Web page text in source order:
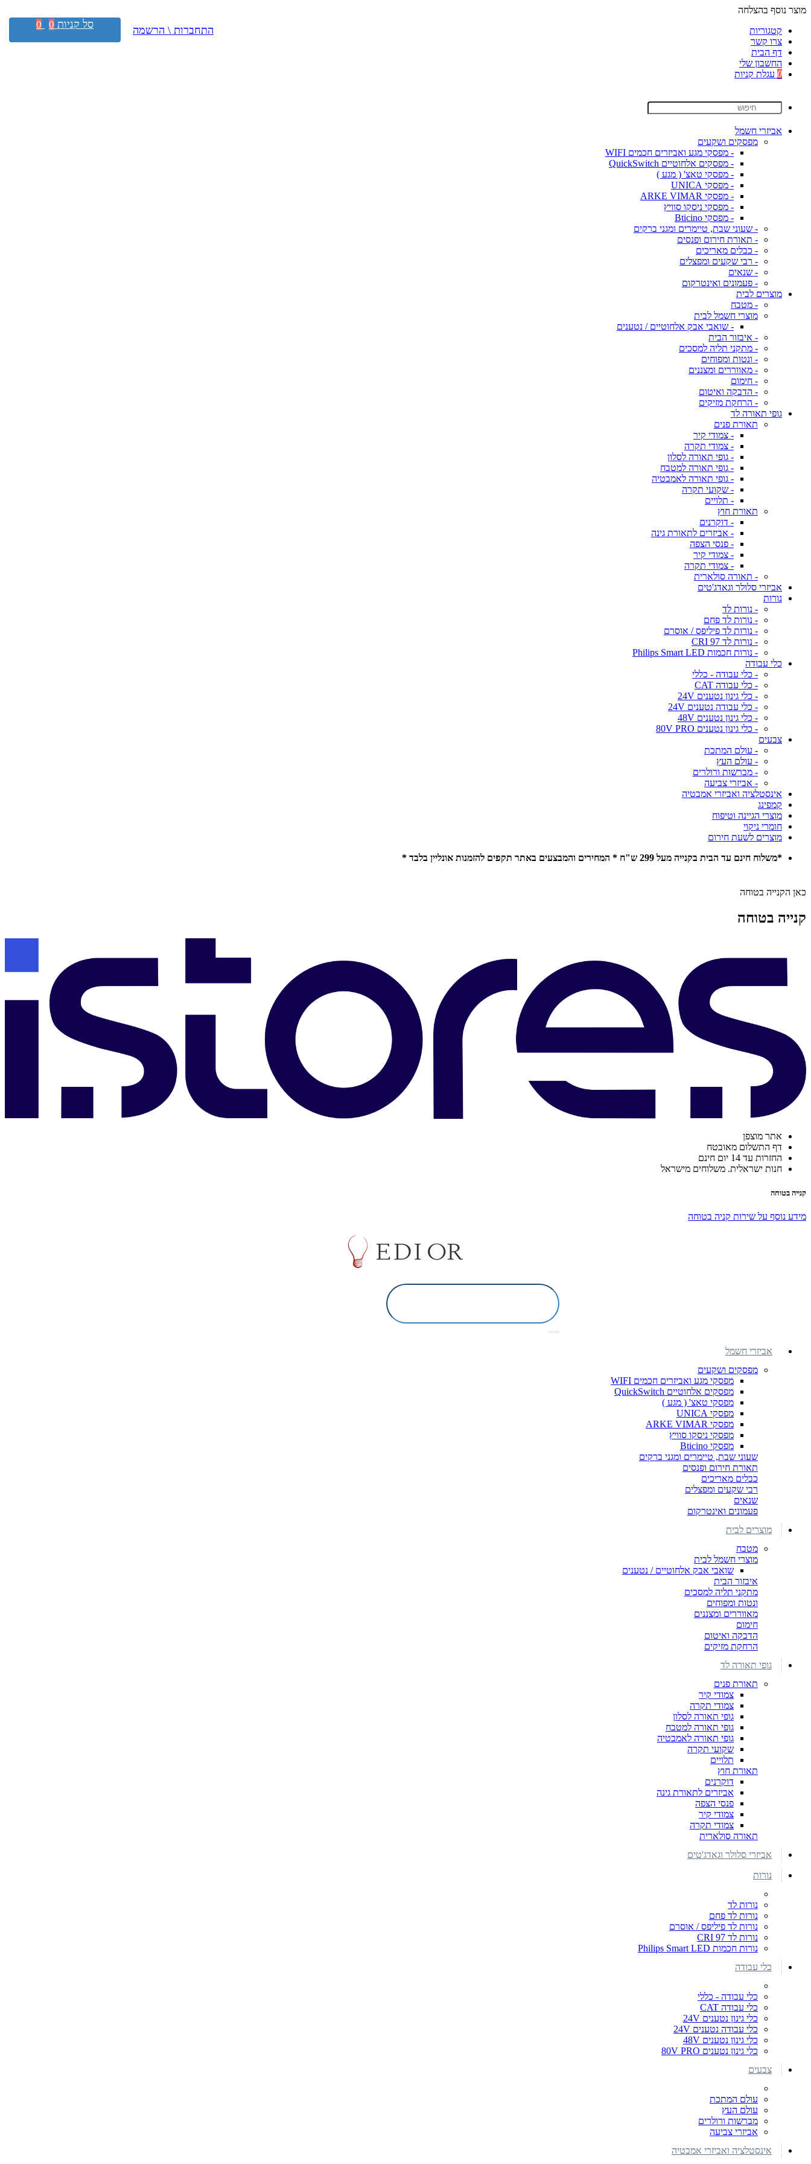
מוצר נוסף בהצלחה
קטגוריות
צרו קשר
דף הבית
החשבון שלי
0 עגלת קניות
אביזרי חשמל
מפסקים ושקעים
- מפסקי מגע ואביזרים חכמים WIFI
- מפסקים אלחוטיים QuickSwitch
- מפסקי טאצ' ( מגע )
- מפסקי UNICA
- מפסקי ARKE VIMAR
- מפסקי ניסקו סוויץ
- מפסקי Bticino
- שעוני שבת, טיימרים ומגני ברקים
- תאורת חירום ופנסים
- כבלים מאריכים
- רבי שקעים ומפצלים
- שנאים
- פעמונים ואינטרקום
מוצרים לבית
- מטבח
מוצרי חשמל לבית
- שואבי אבק אלחוטיים / נטענים
- איבזור הבית
- מתקני תליה למסכים
- ונטות ומפוחים
- מאווררים ומצננים
- חימום
- הדבקה ואיטום
- הרחקת מזיקים
גופי תאורה לד
תאורת פנים
- צמודי קיר
- צמודי תקרה
- גופי תאורה לסלון
- גופי תאורה למטבח
- גופי תאורה לאמבטיה
- שקועי תקרה
- תלויים
תאורת חוץ
- דוקרנים
- אביזרים לתאורת גינה
- פנסי הצפה
- צמודי קיר
- צמודי תקרה
- תאורה סולארית
אביזרי סלולר וגאדג'טים
נורות
- נורות לד
- נורות לד פחם
- נורות לד פיליפס / אוסרם
- נורות לד CRI 97
- נורות חכמות Philips Smart LED
כלי עבודה
- כלי עבודה - כללי
- כלי עבודה CAT
- כלי גינון נטענים 24V
- כלי עבודה נטענים 24V
- כלי גינון נטענים 48V
- כלי גינון נטענים 80V PRO
צבעים
- עולם המתכת
- עולם העץ
- מברשות ורולרים
- אביזרי צביעה
אינסטלציה ואביזרי אמבטיה
קמפינג
מוצרי הגיינה וטיפוח
חומרי ניקוי
מוצרים לשעת חירום
*משלוח חינם עד הבית בקנייה מעל 299 ש"ח * המחירים והמבצעים באתר תקפים להזמנות אונליין בלבד *
כאן הקנייה בטוחה
קנייה בטוחה
אתר מוצפן
דף התשלום מאובטח
החזרות עד 14 יום חינם
חנות ישראלית. משלוחים מישראל
קנייה בטוחה
מידע נוסף על שירות קניה בטוחה
התחברות \ הרשמה סל קניות 0
0
אביזרי חשמל
מפסקים ושקעים
מפסקי מגע ואביזרים חכמים WIFI
מפסקים אלחוטיים QuickSwitch
מפסקי טאצ' ( מגע )
מפסקי UNICA
מפסקי ARKE VIMAR
מפסקי ניסקו סוויץ
מפסקי Bticino
שעוני שבת, טיימרים ומגני ברקים
תאורת חירום ופנסים
כבלים מאריכים
רבי שקעים ומפצלים
שנאים
פעמונים ואינטרקום
מוצרים לבית
מטבח
מוצרי חשמל לבית
שואבי אבק אלחוטיים / נטענים
איבזור הבית
מתקני תליה למסכים
ונטות ומפוחים
מאווררים ומצננים
חימום
הדבקה ואיטום
הרחקת מזיקים
גופי תאורה לד
תאורת פנים
צמודי קיר
צמודי תקרה
גופי תאורה לסלון
גופי תאורה למטבח
גופי תאורה לאמבטיה
שקועי תקרה
תלויים
תאורת חוץ
דוקרנים
אביזרים לתאורת גינה
פנסי הצפה
צמודי קיר
צמודי תקרה
תאורה סולארית
אביזרי סלולר וגאדג'טים
נורות
נורות לד
נורות לד פחם
נורות לד פיליפס / אוסרם
נורות לד CRI 97
נורות חכמות Philips Smart LED
כלי עבודה
כלי עבודה - כללי
כלי עבודה CAT
כלי גינון נטענים 24V
כלי עבודה נטענים 24V
כלי גינון נטענים 48V
כלי גינון נטענים 80V PRO
צבעים
עולם המתכת
עולם העץ
מברשות ורולרים
אביזרי צביעה
אינסטלציה ואביזרי אמבטיה